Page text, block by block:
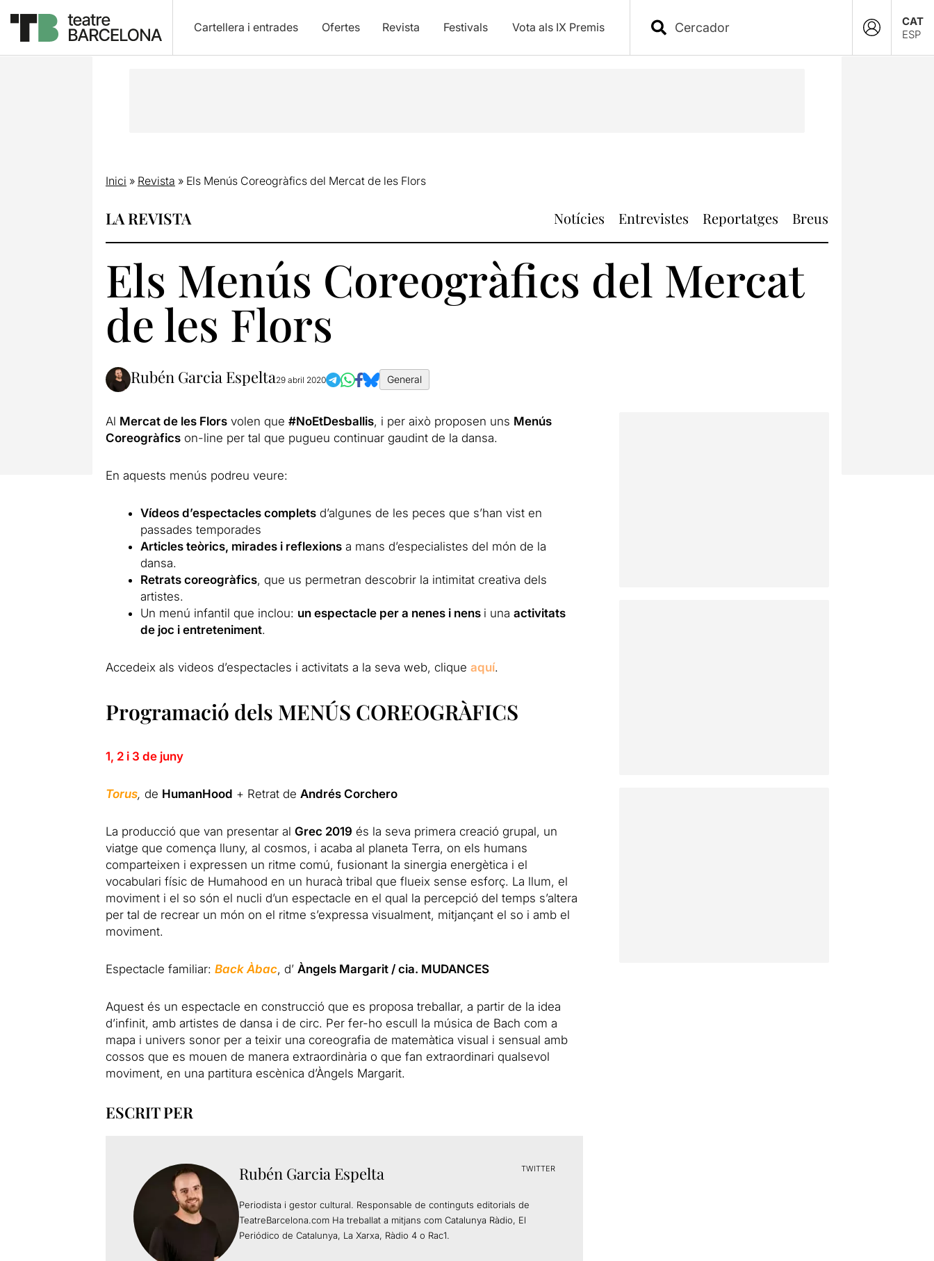
Cartellera i entrades Ofertes Revista Festivals Vota als IX Premis
CAT
ESP
Inici » Revista » Els Menús Coreogràfics del Mercat de les Flors
LA REVISTA Notícies Entrevistes Reportatges Breus
Els Menús Coreogràfics del Mercat
de les Flors
Rubén Garcia Espelta29 abril 2020 General
Al Mercat de les Florsvolen que #NoEtDesballis, i per això proposen uns Menús
Coreogràficson-line per tal que pugueu continuar gaudint de la dansa.
En aquests menús podreu veure:
Vídeos d’espectacles complets d’algunes de les peces que s’han vist en
passades temporades
Articles teòrics, mirades i reflexions a mans d’especialistes del món de la
dansa.
Retrats coreogràfics, que us permetran descobrir la intimitat creativa dels
artistes.
Un menú infantil que inclou: un espectacle per a nenes i nens i unaactivitats
de joc i entreteniment.
Accedeix als videos d’espectacles i activitats a la seva web, clique aquí.
Programació dels MENÚS COREOGRÀFICS
1, 2 i 3 de juny
Torus, de HumanHood + Retrat de Andrés Corchero
La producció que van presentar al Grec 2019 és la seva primera creació grupal, un
viatge que comença lluny, al cosmos, i acaba al planeta Terra, on els humans
comparteixen i expressen un ritme comú, fusionant la sinergia energètica i el
vocabulari físic de Humahood en un huracà tribal que flueix sense esforç. La llum, el
moviment i el so són el nucli d’un espectacle en el qual la percepció del temps s’altera
per tal de recrear un món on el ritme s’expressa visualment, mitjançant el so i amb el
moviment.
Espectacle familiar: Back Àbac, d’ Àngels Margarit / cia. MUDANCES
Aquest és un espectacle en construcció que es proposa treballar, a partir de la idea
d’infinit, amb artistes de dansa i de circ. Per fer-ho escull la música de Bach com a
mapa i univers sonor per a teixir una coreografia de matemàtica visual i sensual amb
cossos que es mouen de manera extraordinària o que fan extraordinari qualsevol
moviment, en una partitura escènica d’Àngels Margarit.
ESCRIT PER
Rubén Garcia Espelta TWITTER
Periodista i gestor cultural. Responsable de continguts editorials de
TeatreBarcelona.com Ha treballat a mitjans com Catalunya Ràdio, El
Periódico de Catalunya, La Xarxa, Ràdio 4 o Rac1.